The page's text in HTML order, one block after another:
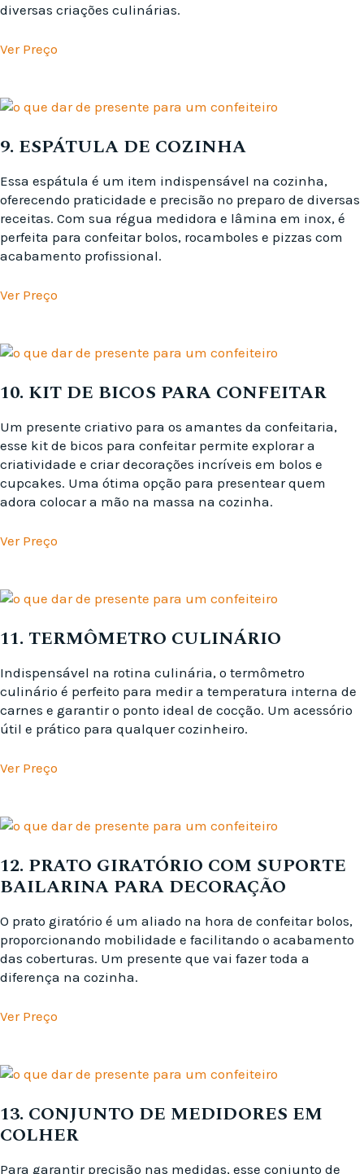
diversas criações culinárias.
Ver Preço
9. ESPÁTULA DE COZINHA
Essa espátula é um item indispensável na cozinha,
oferecendo praticidade e precisão no preparo de diversas
receitas. Com sua régua medidora e lâmina em inox, é
perfeita para confeitar bolos, rocamboles e pizzas com
acabamento profissional.
Ver Preço
10. KIT DE BICOS PARA CONFEITAR
Um presente criativo para os amantes da confeitaria,
esse kit de bicos para confeitar permite explorar a
criatividade e criar decorações incríveis em bolos e
cupcakes. Uma ótima opção para presentear quem
adora colocar a mão na massa na cozinha.
Ver Preço
11. TERMÔMETRO CULINÁRIO
Indispensável na rotina culinária, o termômetro
culinário é perfeito para medir a temperatura interna de
carnes e garantir o ponto ideal de cocção. Um acessório
útil e prático para qualquer cozinheiro.
Ver Preço
12. PRATO GIRATÓRIO COM SUPORTE
BAILARINA PARA DECORAÇÃO
O prato giratório é um aliado na hora de confeitar bolos,
proporcionando mobilidade e facilitando o acabamento
das coberturas. Um presente que vai fazer toda a
diferença na cozinha.
Ver Preço
13. CONJUNTO DE MEDIDORES EM
COLHER
Para garantir precisão nas medidas, esse conjunto de